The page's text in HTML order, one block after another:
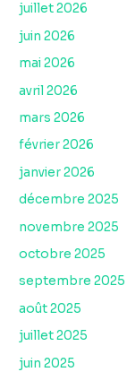
juillet 2026
juin 2026
mai 2026
avril 2026
mars 2026
février 2026
janvier 2026
décembre 2025
novembre 2025
octobre 2025
septembre 2025
août 2025
juillet 2025
juin 2025